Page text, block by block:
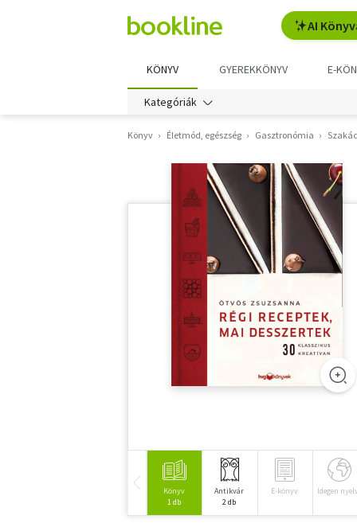
AI
KÖNYV GYEREKKÖNYV E-
Kategóriák
Könyv Életmód, egészség Gasztronómia
Könyv
1 db
Antikvár
2 db
E-könyv Idegen